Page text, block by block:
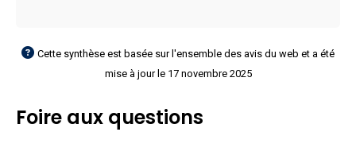
Cette synthèse est basée sur l'ensemble des avis du web et a été
mise à jour le 17 novembre 2025
Foire aux questions